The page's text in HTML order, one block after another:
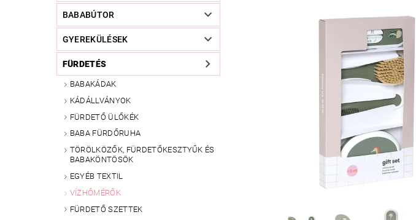
TÖRZSVÁSÁRLÓI PROGRAM RÓLUNK A MEGFELELŐ MÉRET MEGÁLLAPÍTÁSA
BABABÚTOR
GYEREKÜLÉSEK
FÜRDETÉS
BABAKÁDAK
KÁDÁLLVÁNYOK
FÜRDETŐ ÜLŐKÉK
BABA FÜRDŐRUHA
TÖRÖLKÖZŐK, FÜRDETŐKESZTYŰK ÉS
BABAKÖNTÖSÖK
EGYÉB TEXTIL
VÍZHŐMÉRŐK
FÜRDETŐ SZETTEK